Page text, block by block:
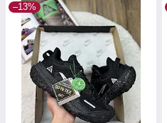
–13%